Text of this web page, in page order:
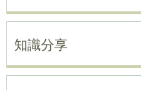
知識分享